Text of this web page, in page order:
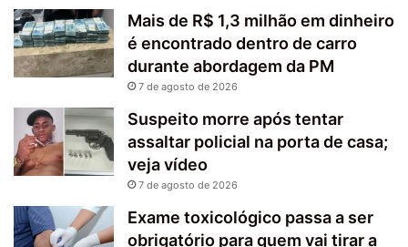
Mais de R$ 1,3 milhão em dinheiro
é encontrado dentro de carro
durante abordagem da PM
7 de agosto de 2026
Suspeito morre após tentar
assaltar policial na porta de casa;
veja vídeo
7 de agosto de 2026
Exame toxicológico passa a ser
obrigatório para quem vai tirar a